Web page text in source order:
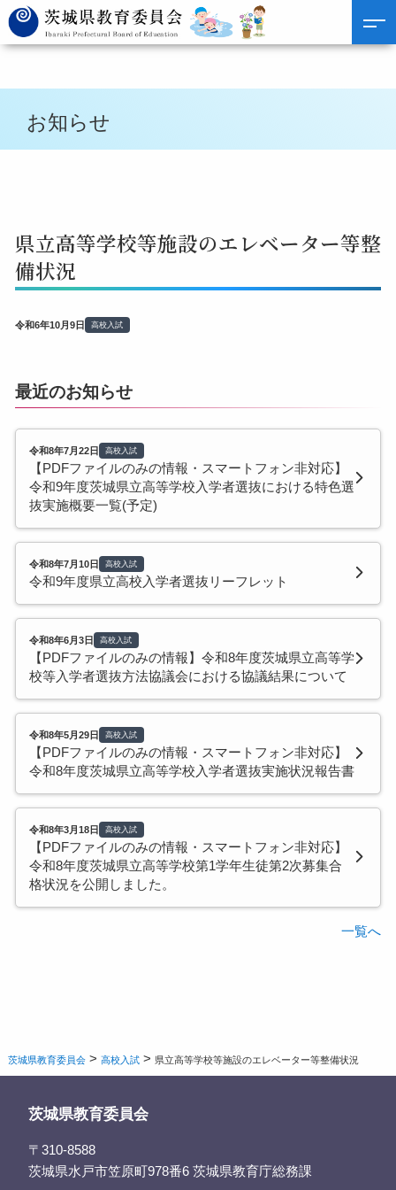
お知らせ
県立高等学校等施設のエレベーター等整
備状況
令和6年10月9日 高校入試
最近のお知らせ
令和8年7月22日 高校入試
【PDFファイルのみの情報・スマートフォン非対応】
令和9年度茨城県立高等学校入学者選抜における特色選
抜実施概要一覧(予定)
令和8年7月10日 高校入試
令和9年度県立高校入学者選抜リーフレット
令和8年6月3日 高校入試
【PDFファイルのみの情報】令和8年度茨城県立高等学
校等入学者選抜方法協議会における協議結果について
令和8年5月29日 高校入試
【PDFファイルのみの情報・スマートフォン非対応】
令和8年度茨城県立高等学校入学者選抜実施状況報告書
令和8年3月18日 高校入試
【PDFファイルのみの情報・スマートフォン非対応】
令和8年度茨城県立高等学校第1学年生徒第2次募集合
格状況を公開しました。
一覧へ
茨城県教育委員会 >高校入試 > 県立高等学校等施設のエレベーター等整備状況
茨城県教育委員会
〒310-8588
茨城県水戸市笠原町978番6 茨城県教育庁総務課